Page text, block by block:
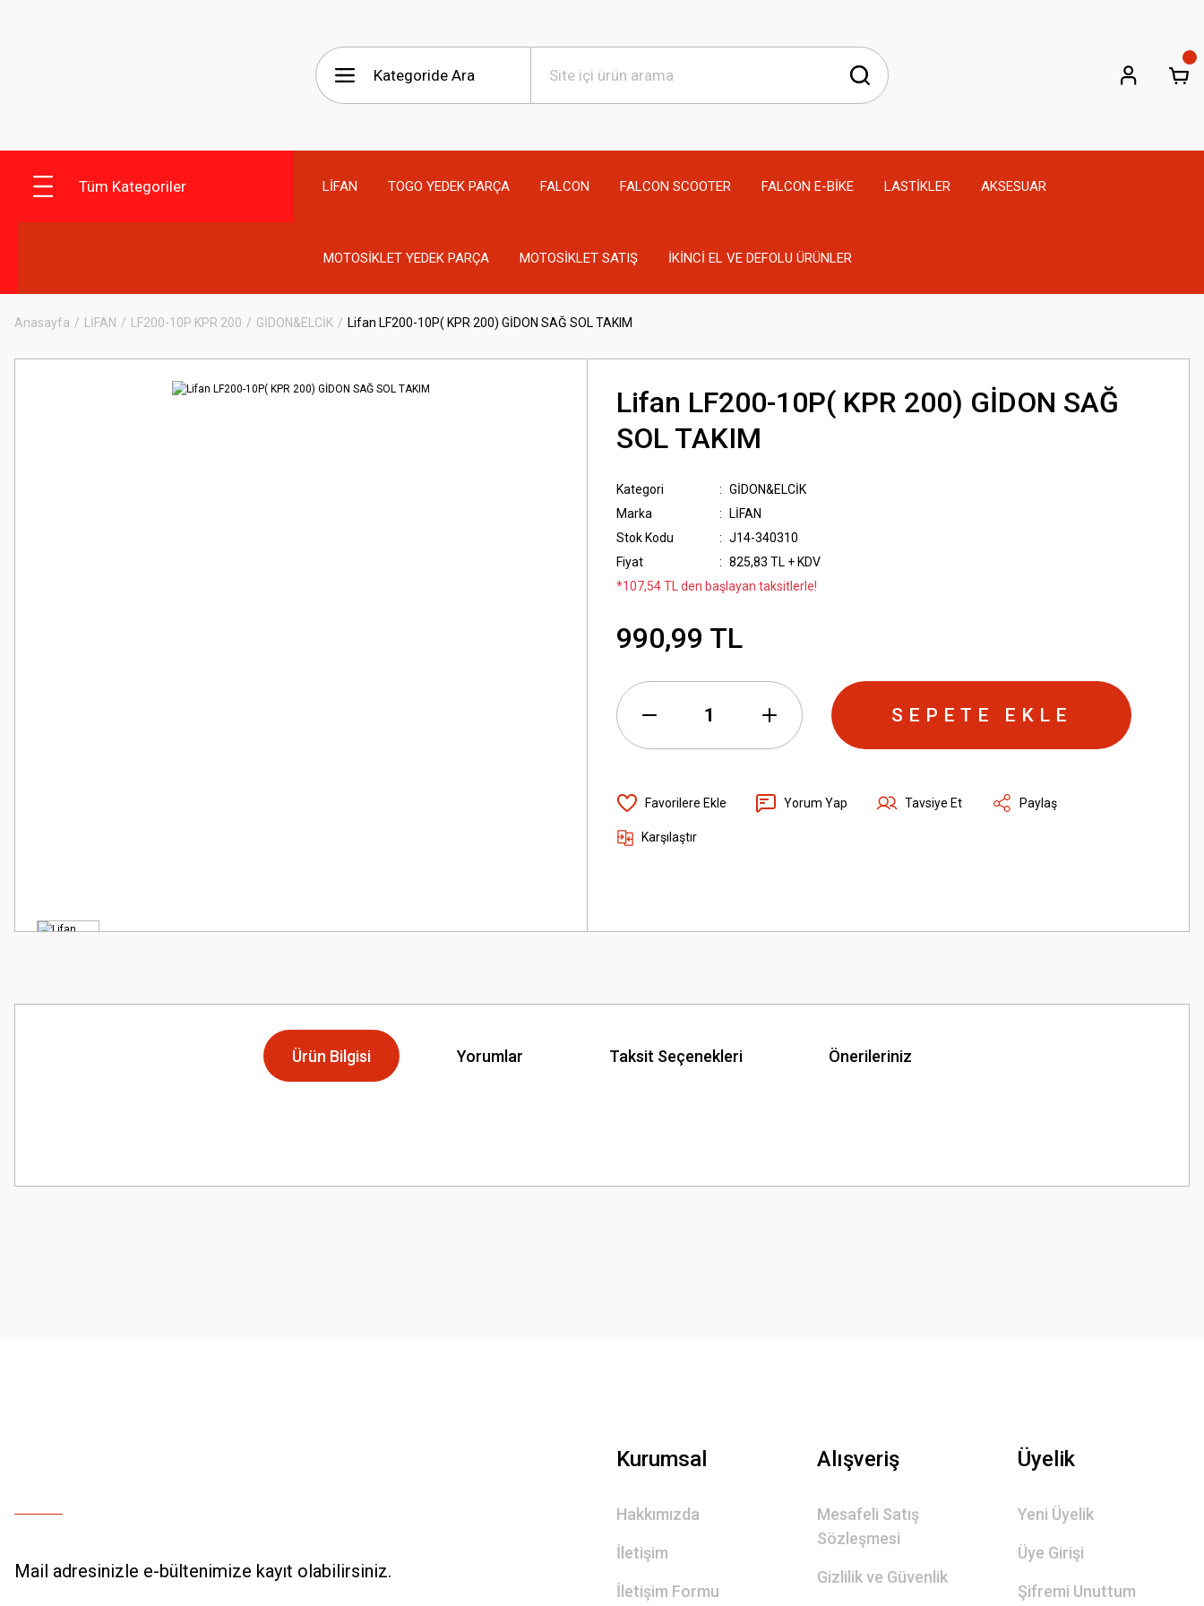
Tüm Kategoriler LİFAN TOGO YEDEK PARÇA FALCON FALCON SCOOTER FALCON E-BİKE LASTİKLER AKSESUAR
MOTOSİKLET YEDEK PARÇA MOTOSİKLET SATIŞ İKİNCİ EL VE DEFOLU ÜRÜNLER
Anasayfa LİFAN LF200-10P KPR 200 GİDON&ELCİK Lifan LF200-10P( KPR 200) GİDON SAĞ SOL TAKIM
Lifan LF200-10P( KPR 200) GİDON SAĞ
SOL TAKIM
Kategori
GİDON&ELCİK
Marka
LİFAN
Stok Kodu
J14-340310
Fiyat
825,83 TL + KDV
*107,54 TL den başlayan taksitlerle!
990,99 TL
SEPETE EKLE
Yorum Yap Tavsiye Et Paylaş
Karşılaştır
Ürün Bilgisi Yorumlar Taksit Seçenekleri Önerileriniz
Görüş ve önerileriniz için teşekkür ederiz.
Mail adresinizle e-bültenimize kayıt olabilirsiniz.
Kurumsal
Hakkımızda
İletişim
İletişim Formu
Alışveriş
Mesafeli Satış
Sözleşmesi
Gizlilik ve Güvenlik
Üyelik
Yeni Üyelik
Üye Girişi
Şifremi Unuttum